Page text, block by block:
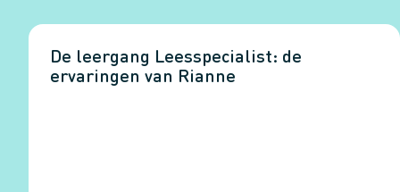
De leergang Leesspecialist: de
ervaringen van Rianne